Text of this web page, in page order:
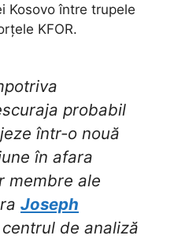
Kosovo între trupele
KFOR.
probabil
într-o nouă
în afara
membre ale
Joseph
de analiză